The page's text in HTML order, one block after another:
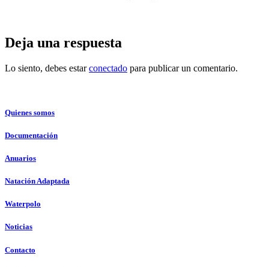
Deja una respuesta
Lo siento, debes estarconectado para publicar un comentario.
Quienes somos
Documentación
Anuarios
Natación Adaptada
Waterpolo
Noticias
Contacto